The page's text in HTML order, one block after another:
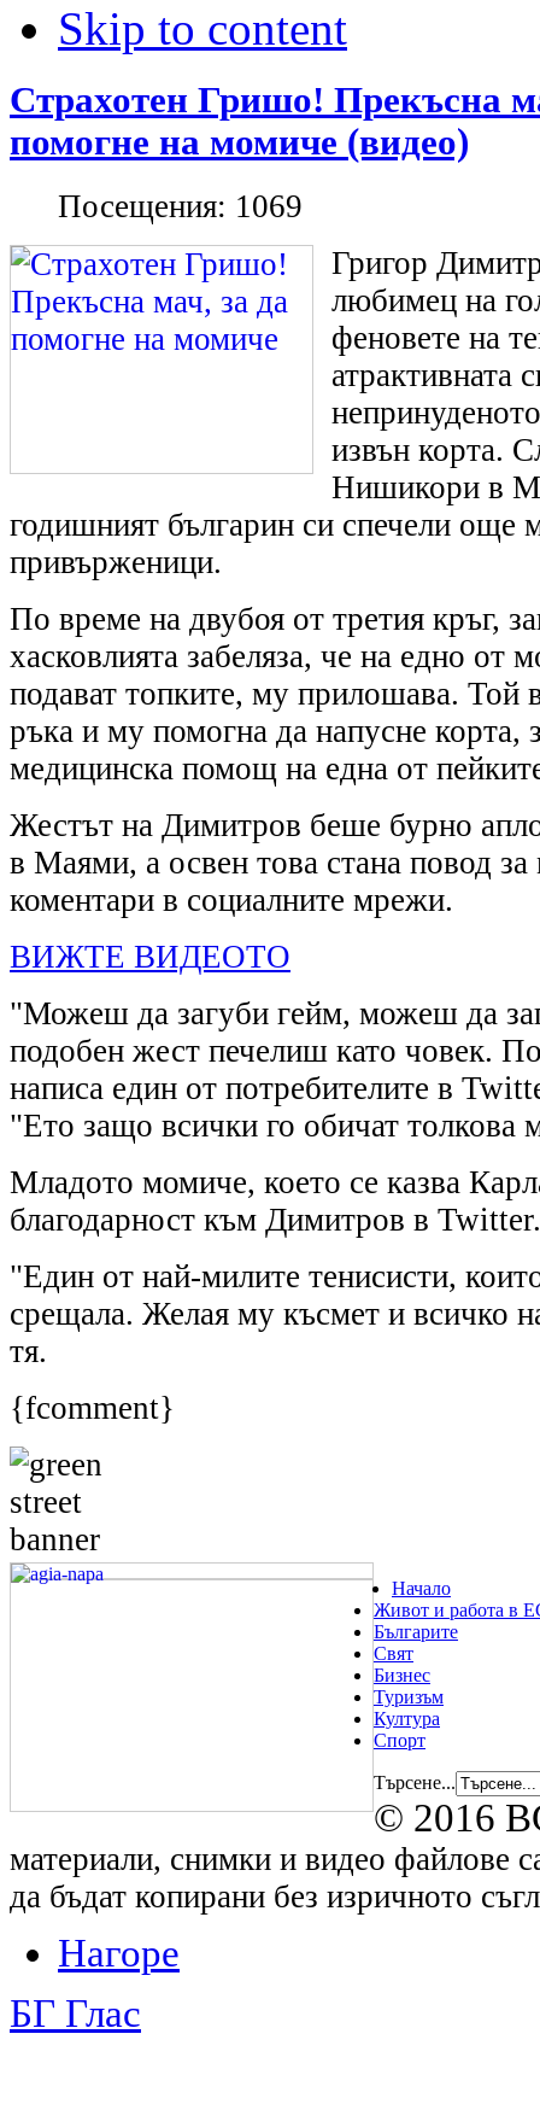
Skip to content
Страхотен Гришо! Прекъсна
помогне на момиче (видео)
Посещения: 1069
Григор
любимец на
феновете на
атрактивната
извън корта.
Нишикори в
годишният българин си спечели още
привърженици.
По време на двубоя от третия кръг,
хасковлията забеляза, че на едно от
подават топките, му прилошава. Той
ръка и му помогна да напусне корта,
медицинска помощ на една от
Жестът на Димитров беше бурно
в Маями, а освен това стана повод
коментари в социалните мрежи.
ВИЖТЕ ВИДЕОТО
"Можеш да загуби гейм, можеш да
подобен жест печелиш като човек.
написа един от потребителите в
"Ето защо всички го обичат толкова
Младото момиче, което се казва
благодарност към Димитров в Twitter.
"Един от най-милите тенисисти,
срещала. Желая му късмет и всичко
тя.
{fcomment}
Начало
Живот и работа в
Българите
Свят
Бизнес
Туризъм
Култура
Спорт
Търсене...
© 2016
материали, снимки и видео файлове
да бъдат копирани без изричното
Нагоре
БГ Глас